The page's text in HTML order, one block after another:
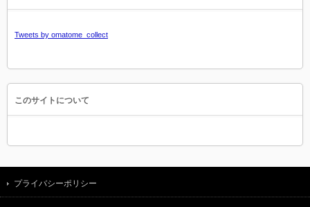
Tweets by omatome_collect
このサイトについて
プライバシーポリシー